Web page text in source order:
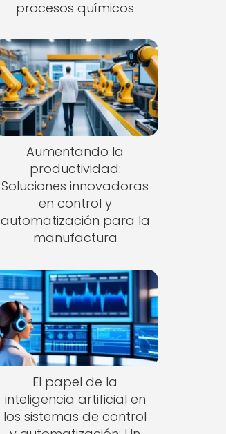
procesos químicos
Aumentando la
productividad:
Soluciones innovadoras
en control y
automatización para la
manufactura
El papel de la
inteligencia artificial en
los sistemas de control